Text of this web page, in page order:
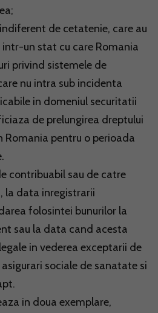
de cetatenie, care au
un stat cu care Romania
privind sistemele de
nu intra sub incidenta
in domeniul securitatii
de prelungirea dreptului
Romania pentru o perioada
contribuabil sau de catre
la data inregistrarii
folosintei bunurilor la
sau la data cand acesta
in vederea exceptarii de
sociale de sanatate si
in doua exemplare,